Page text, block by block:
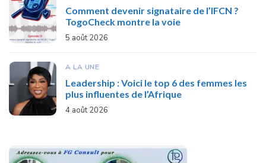
Comment devenir signataire de l’IFCN ?
TogoCheck montre la voie
5 août 2026
A LA UNE
Leadership : Voici le top 6 des femmes les
plus influentes de l’Afrique
4 août 2026